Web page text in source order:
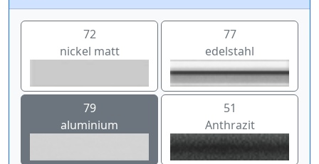
72
nickel matt
77
edelstahl
79
aluminium
51
Anthrazit